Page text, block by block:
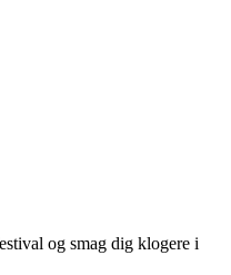
og smag dig klogere i